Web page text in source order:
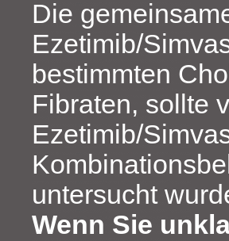
Die
Ezetimib/
bestimmten
Fibraten, sollte
Ezetimib/
untersucht
Wenn Sie